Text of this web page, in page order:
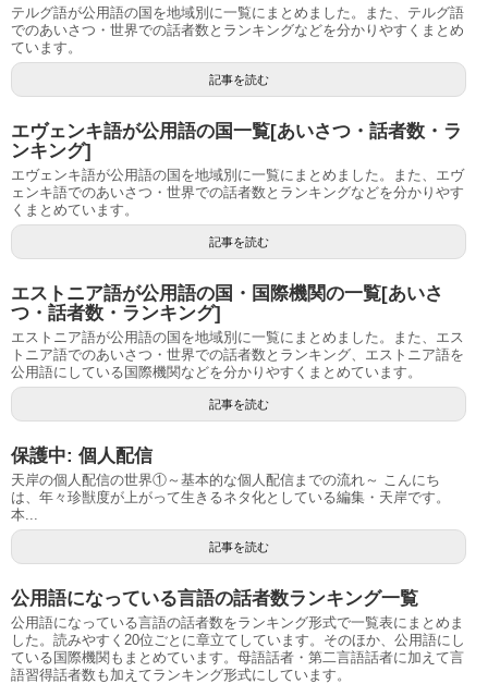
テルグ語が公用語の国を地域別に一覧にまとめました。また、テルグ語
でのあいさつ・世界での話者数とランキングなどを分かりやすくまとめ
ています。
記事を読む
エヴェンキ語が公用語の国一覧[あいさつ・話者数・ラ
ンキング]
エヴェンキ語が公用語の国を地域別に一覧にまとめました。また、エヴ
ェンキ語でのあいさつ・世界での話者数とランキングなどを分かりやす
くまとめています。
記事を読む
エストニア語が公用語の国・国際機関の一覧[あいさ
つ・話者数・ランキング]
エストニア語が公用語の国を地域別に一覧にまとめました。また、エス
トニア語でのあいさつ・世界での話者数とランキング、エストニア語を
公用語にしている国際機関などを分かりやすくまとめています。
記事を読む
保護中: 個人配信
天岸の個人配信の世界①～基本的な個人配信までの流れ～ こんにち
は、年々珍獣度が上がって生きるネタ化としている編集・天岸です。
本...
記事を読む
公用語になっている言語の話者数ランキング一覧
公用語になっている言語の話者数をランキング形式で一覧表にまとめま
した。読みやすく20位ごとに章立てしています。そのほか、公用語にし
ている国際機関もまとめています。母語話者・第二言語話者に加えて言
語習得話者数も加えてランキング形式にしています。